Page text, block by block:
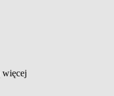
więcej